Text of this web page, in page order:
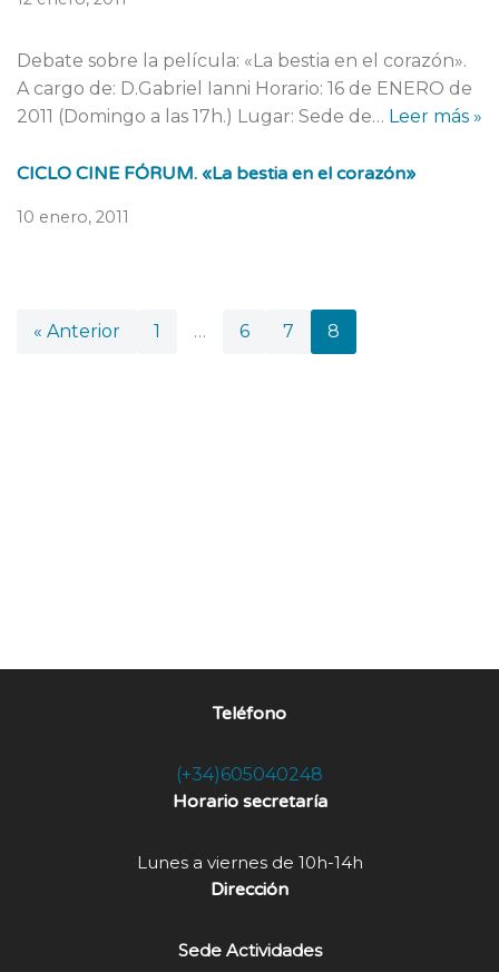
Debate sobre la película: «La bestia en el corazón».
A cargo de: D.Gabriel Ianni Horario: 16 de ENERO de
2011 (Domingo a las 17h.) Lugar: Sede de… Leer más »
CICLO CINE FÓRUM. «La bestia en el corazón»
10 enero, 2011
« Anterior 1 … 6 7 8
Teléfono
(+34)605040248
Horario secretaría
Lunes a viernes de 10h-14h
Dirección
Sede Actividades